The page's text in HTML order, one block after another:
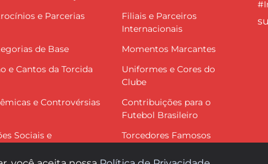
e Parcerias
Filiais e Parceiros
Internacionais
de Base
Momentos Marcantes
e Cantos da Torcida
Uniformes e Cores do
Clube
e Controvérsias
Contribuições para o
Futebol Brasileiro
Sociais e
Torcedores Famosos